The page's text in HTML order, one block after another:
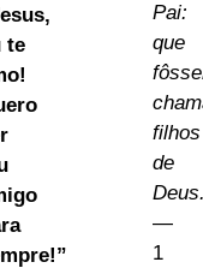
te
Pai:
que
filhos
de
—
1